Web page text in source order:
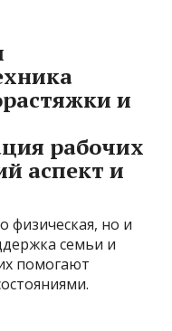
и
рабочих
аспект и
физическая, но и
семьи и
помогают